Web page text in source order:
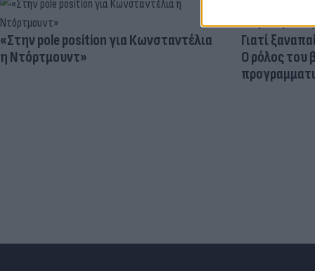
«Στην pole position για Κωνσταντέλια
η Ντόρτμουντ»
Γιατί
Ο ρόλος του